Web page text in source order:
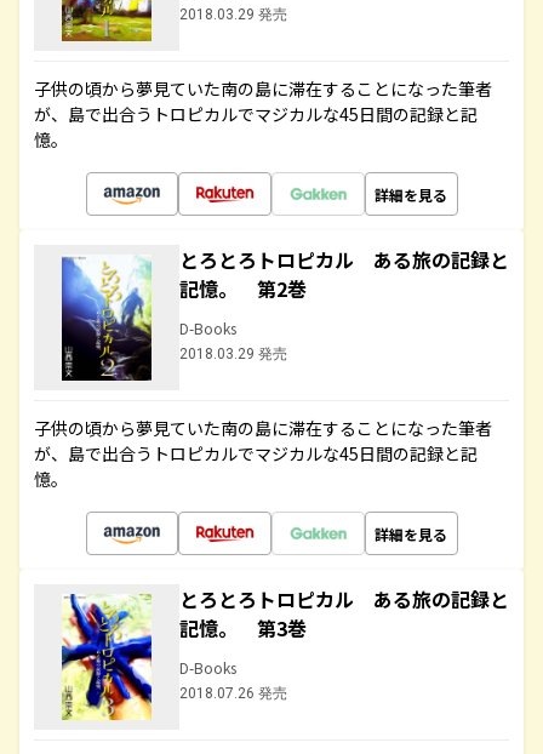
2018.03.29 発売
子供の頃から夢見ていた南の島に滞在することになった筆者
が、島で出合うトロピカルでマジカルな45日間の記録と記
憶。
詳細を見る
とろとろトロピカル ある旅の記録と
記憶。 第2巻
D-Books
2018.03.29 発売
子供の頃から夢見ていた南の島に滞在することになった筆者
が、島で出合うトロピカルでマジカルな45日間の記録と記
憶。
詳細を見る
とろとろトロピカル ある旅の記録と
記憶。 第3巻
D-Books
2018.07.26 発売